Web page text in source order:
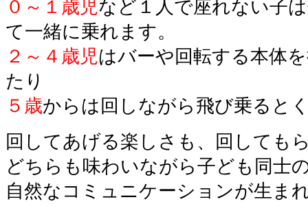
０～１歳児など１人で座れない子
て一緒に乗れます。
２～４歳児はバーや回転する本体
たり
５歳からは回しながら 飛び乗ると
回してあげる楽しさも、回しても
どちらも味わいながら子ども同士
自然なコミュニケーションが生ま